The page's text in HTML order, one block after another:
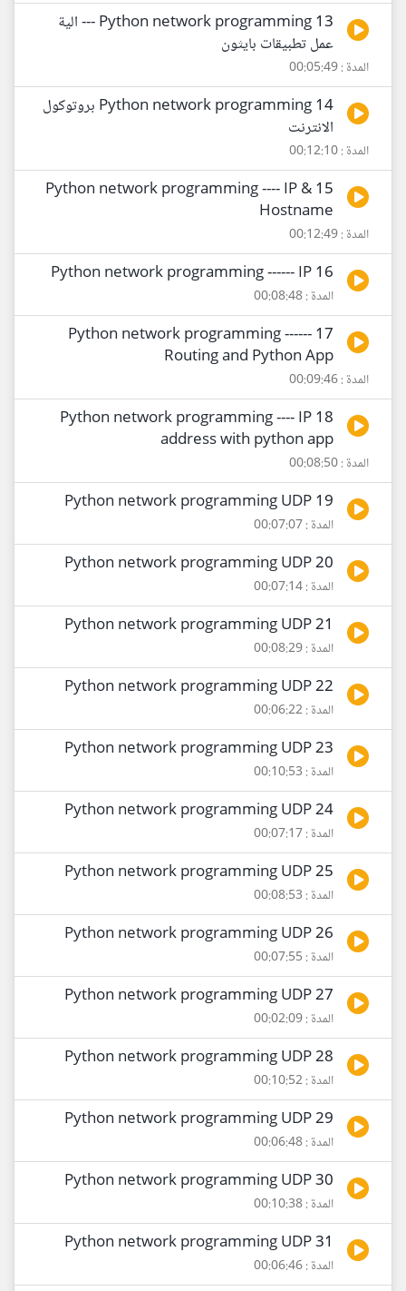
13 Python network programming --- الية
عمل تطبيقات بايثون
المدة : 00:05:49
14 Python network programming بروتوكول
الانترنت
المدة : 00:12:10
15 Python network programming ---- IP &
Hostname
المدة : 00:12:49
16 Python network programming ------ IP
المدة : 00:08:48
17 Python network programming ------
Routing and Python App
المدة : 00:09:46
18 Python network programming ---- IP
address with python app
المدة : 00:08:50
19 Python network programming UDP
المدة : 00:07:07
20 Python network programming UDP
المدة : 00:07:14
21 Python network programming UDP
المدة : 00:08:29
22 Python network programming UDP
المدة : 00:06:22
23 Python network programming UDP
المدة : 00:10:53
24 Python network programming UDP
المدة : 00:07:17
25 Python network programming UDP
المدة : 00:08:53
26 Python network programming UDP
المدة : 00:07:55
27 Python network programming UDP
المدة : 00:02:09
28 Python network programming UDP
المدة : 00:10:52
29 Python network programming UDP
المدة : 00:06:48
30 Python network programming UDP
المدة : 00:10:38
31 Python network programming UDP
المدة : 00:06:46